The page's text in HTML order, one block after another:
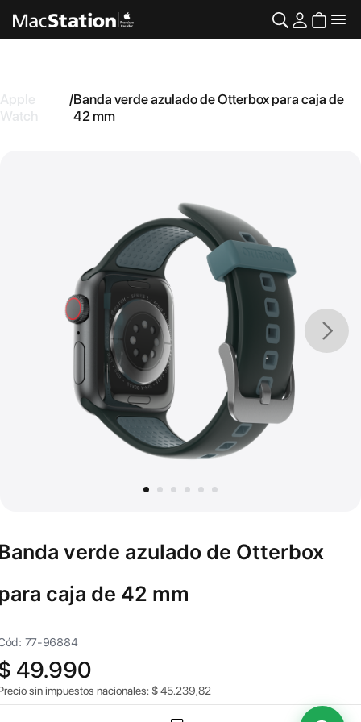
Apple
Watch
/Banda verde azulado de Otterbox para caja de
42 mm
verde azulado de Otterbox
caja de 42 mm
77-96884
49.990
sin impuestos nacionales: $45.239,82